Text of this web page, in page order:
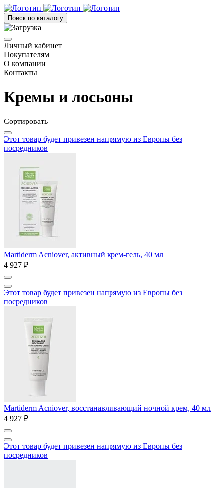
Поиск по каталогу
Личный кабинет
Покупателям
О компании
Контакты
Кремы и лосьоны
Сортировать
Этот товар будет привезен напрямую из Европы без
посредников
Martiderm Acniover, активный крем-гель, 40 мл
4 927 ₽
Этот товар будет привезен напрямую из Европы без
посредников
Martiderm Acniover, восстанавливающий ночной крем, 40 мл
4 927 ₽
Этот товар будет привезен напрямую из Европы без
посредников